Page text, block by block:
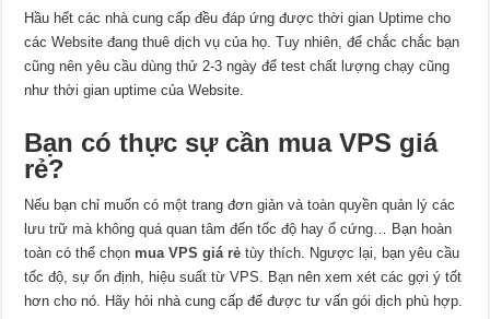
Hầu hết các nhà cung cấp đều đáp ứng được thời gian Uptime cho
các Website đang thuê dịch vụ của họ. Tuy nhiên, để chắc chắc bạn
cũng nên yêu cầu dùng thử 2-3 ngày để test chất lượng chạy cũng
như thời gian uptime của Website.
Bạn có thực sự cần mua VPS giá
rẻ?
Nếu bạn chỉ muốn có một trang đơn giản và toàn quyền quản lý các
lưu trữ mà không quá quan tâm đến tốc độ hay ổ cứng… Bạn hoàn
toàn có thể chọn mua VPS giá rẻ tùy thích. Ngược lại, bạn yêu cầu
tốc độ, sự ổn định, hiệu suất từ VPS. Bạn nên xem xét các gợi ý tốt
hơn cho nó. Hãy hỏi nhà cung cấp để được tư vấn gói dịch phù hợp.